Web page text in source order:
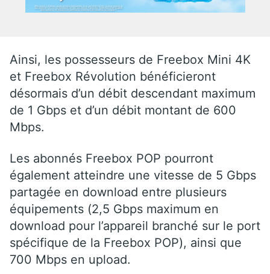
Ainsi, les possesseurs de Freebox Mini 4K
et Freebox Révolution bénéficieront
désormais d’un débit descendant maximum
de 1 Gbps et d’un débit montant de 600
Mbps.
Les abonnés Freebox POP pourront
également atteindre une vitesse de 5 Gbps
partagée en download entre plusieurs
équipements (2,5 Gbps maximum en
download pour l’appareil branché sur le port
spécifique de la Freebox POP), ainsi que
700 Mbps en upload.